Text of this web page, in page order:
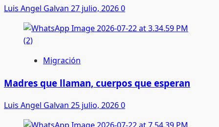
Luis Angel Galvan 27 julio, 20260
Migración
Madres que llaman, cuerpos que esperan
Luis Angel Galvan 25 julio, 20260